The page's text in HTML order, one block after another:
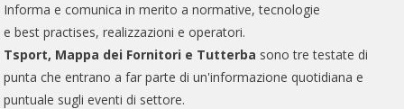
Informa e comunica in merito a normative, tecnologie
e best practises, realizzazioni e operatori.
Tsport, Mappa dei Fornitori e Tutterba sono tre testate di
punta che entrano a far parte di un'informazione quotidiana e
puntuale sugli eventi di settore.